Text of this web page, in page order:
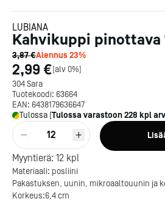
LUBIANA
Kahvikuppi pinottava
3,87 €Alennus23%
2,99 €[alv 0%]
304 Sara
Tuotekoodi: 63664
EAN: 6438179636647
Tulossa [Tulossa varastoon228 kpl
12
Myyntierä: 12 kpl
Materiaali: posliini
Pakastuksen, uunin, mikroaaltouunin ja
Korkeus:6,4 cm
Kotipizza on vuonna 1987
perustettu yritys, jolla on yli